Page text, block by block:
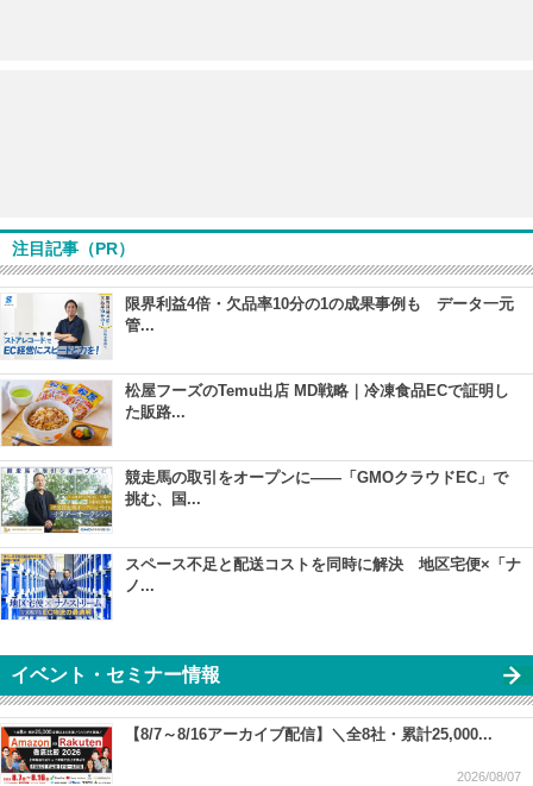
注目記事（PR）
限界利益4倍・欠品率10分の1の成果事例も データ一元
管...
松屋フーズのTemu出店 MD戦略｜冷凍食品ECで証明し
た販路...
競走馬の取引をオープンに――「GMOクラウドEC」で
挑む、国...
スペース不足と配送コストを同時に解決 地区宅便×「ナ
ノ...
イベント・セミナー情報
【8/7～8/16アーカイブ配信】＼全8社・累計25,000...
2026/08/07